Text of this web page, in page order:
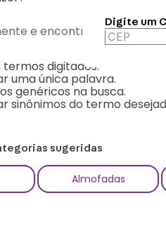
Digite um
termos digitados.
uma única palavra.
genéricos na busca.
sinônimos do termo
e encontre o que precisa
sugeridas
Almofadas